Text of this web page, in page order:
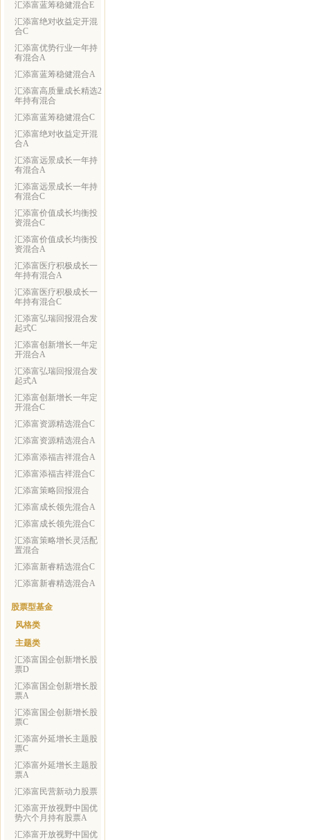
汇添富蓝筹稳健混合E
汇添富绝对收益定开混
合C
汇添富优势行业一年持
有混合A
汇添富蓝筹稳健混合A
汇添富高质量成长精选2
年持有混合
汇添富蓝筹稳健混合C
汇添富绝对收益定开混
合A
汇添富远景成长一年持
有混合A
汇添富远景成长一年持
有混合C
汇添富价值成长均衡投
资混合C
汇添富价值成长均衡投
资混合A
汇添富医疗积极成长一
年持有混合A
汇添富医疗积极成长一
年持有混合C
汇添富弘瑞回报混合发
起式C
汇添富创新增长一年定
开混合A
汇添富弘瑞回报混合发
起式A
汇添富创新增长一年定
开混合C
汇添富资源精选混合C
汇添富资源精选混合A
汇添富添福吉祥混合A
汇添富添福吉祥混合C
汇添富策略回报混合
汇添富成长领先混合A
汇添富成长领先混合C
汇添富策略增长灵活配
置混合
汇添富新睿精选混合C
汇添富新睿精选混合A
股票型基金
风格类
主题类
汇添富国企创新增长股
票D
汇添富国企创新增长股
票A
汇添富国企创新增长股
票C
汇添富外延增长主题股
票C
汇添富外延增长主题股
票A
汇添富民营新动力股票
汇添富开放视野中国优
势六个月持有股票A
汇添富开放视野中国优